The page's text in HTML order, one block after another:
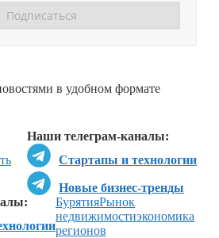
в удобном формате
Наши телеграм-каналы:
Стартапы и технологии
Новые бизнес-тренды
БурятияРынок
недвижимостиэкономика
регионов